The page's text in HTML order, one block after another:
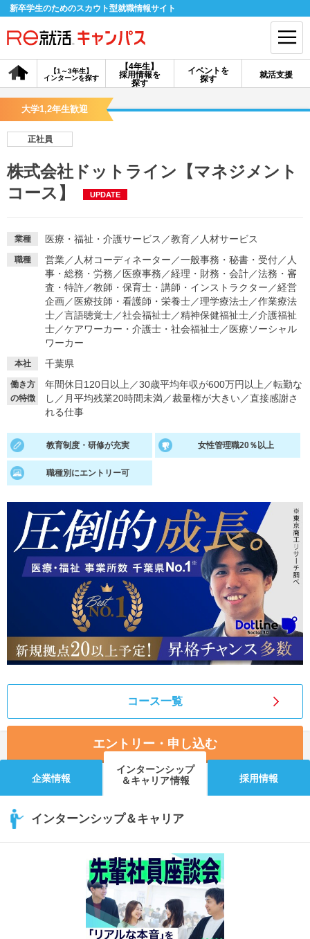
新卒学生のためのスカウト型就職情報サイト
【4年生】
採用情報を
探す
【1～3年生】
インターンを探す
イベントを
探す
就活支援
会員登録 ログイン
探す
【4年生】
イベントを探す スカウト お知らせ
就活ノウハウ・サポート
就活支援 就活コラム
適職診断
あなたに合う仕事を診断！
就活チャンネル
動画で対策講座をチェック
就活時事ニュースを更新 不明点があればこちら
大学1,2年生歓迎
正社員
株式会社ドットライン【マネジメント
コース】
UPDATE
業種 医療・福祉・介護サービス ／教育／ 人材サービス
職種 営業／ 人材コーディネーター ／一般事務・秘書・受付／ 人
事・総務・労務 ／ 医療事務 ／経理・財務・会計／法務・審
査・特許／教師・保育士・講師・インストラクター ／経営
企画／ 医療技師・看護師・栄養士／理学療法士／作業療法
士／言語聴覚士／社会福祉士／精神保健福祉士／介護福祉
士／ケアワーカー・介護士・社会福祉士／ 医療ソーシャル
ワーカー
本社 千葉県
働き方
の特徴
年間休日120日以上 ／30歳平均年収が600万円以上 ／転勤な
し ／ 月平均残業20時間未満／裁量権が大きい／直接感謝さ
れる仕事
教育制度・研修が充実 女性管理職20％以上
職種別にエントリー可
コース一覧
エントリー・申し込む
企業情報
インターンシップ
＆キャリア情報
採用情報
インターンシップ＆キャリア